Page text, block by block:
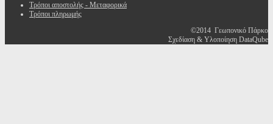
Τρόποι αποστολής - Μεταφορικά
Τρόποι πληρωμής
©2014 Γεωπονικό Πάρκο
Σχεδίαση & Υλοποίηση DataQube